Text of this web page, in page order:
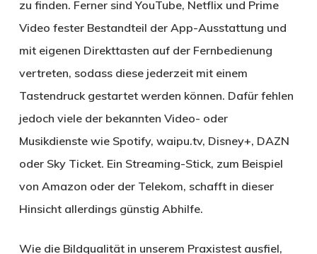
zu finden. Ferner sind YouTube, Netflix und Prime
Video fester Bestandteil der App-Ausstattung und
mit eigenen Direkttasten auf der Fernbedienung
vertreten, sodass diese jederzeit mit einem
Tastendruck gestartet werden können. Dafür fehlen
jedoch viele der bekannten Video- oder
Musikdienste wie Spotify, waipu.tv, Disney+, DAZN
oder Sky Ticket. Ein Streaming-Stick, zum Beispiel
von Amazon oder der Telekom, schafft in dieser
Hinsicht allerdings günstig Abhilfe.
Wie die Bildqualität in unserem Praxistest ausfiel,